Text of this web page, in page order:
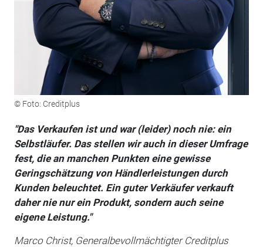
© Foto: Creditplus
"Das Verkaufen ist und war (leider) noch nie: ein
Selbstläufer. Das stellen wir auch in dieser Umfrage
fest, die an manchen Punkten eine gewisse
Geringschätzung von Händlerleistungen durch
Kunden beleuchtet. Ein guter Verkäufer verkauft
daher nie nur ein Produkt, sondern auch seine
eigene Leistung."
Marco Christ, Generalbevollmächtigter Creditplus